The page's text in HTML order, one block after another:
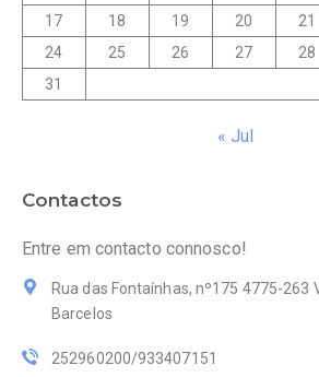
17
18 19 20 21
24
25 26 27 28
31
« Jul
Contactos
Entre em contacto connosco!
Rua das Fontaínhas, nº175 4775-263
Barcelos
252960200/933407151